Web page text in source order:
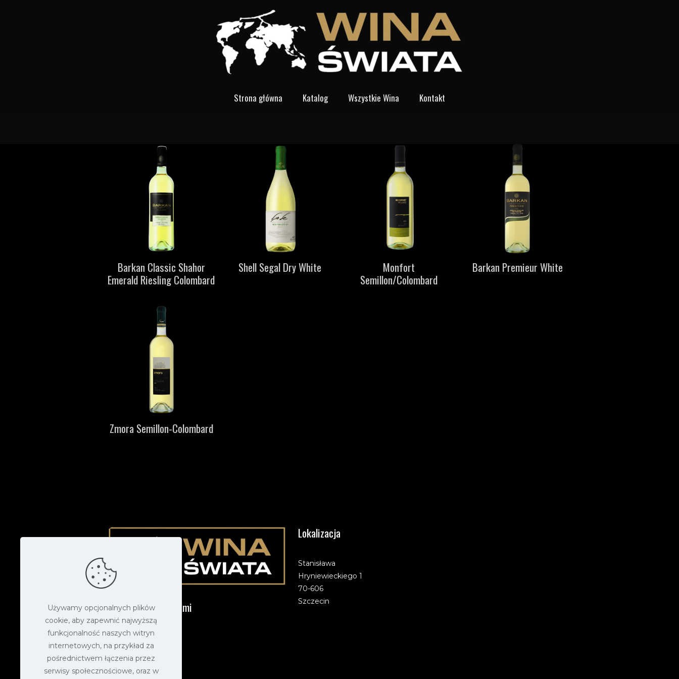
Strona główna Katalog Wszystkie Wina Kontakt
Barkan Classic Shahor
Emerald Riesling Colombard
Shell Segal Dry White
Monfort
Semillon/Colombard
Barkan Premieur White
Zmora Semillon-Colombard
Skontaktuj się z nami
Mail
info@oktanwina.pl
Telefon
Lokalizacja
Stanisława
Hryniewieckiego 1
70-606
Szczecin
Używamy opcjonalnych plików
cookie, aby zapewnić najwyższą
funkcjonalność naszych witryn
internetowych, na przykład za
pośrednictwem łączenia przez
serwisy społecznościowe, oraz w